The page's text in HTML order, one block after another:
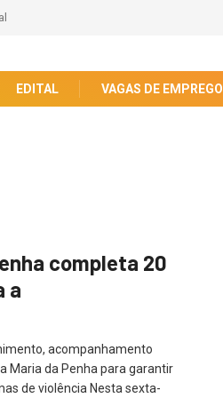
EDITAL VAGAS DE EMPREGO
completa 20
a
acompanhamento
Maria da Penha para garantir
de violência Nesta sexta-